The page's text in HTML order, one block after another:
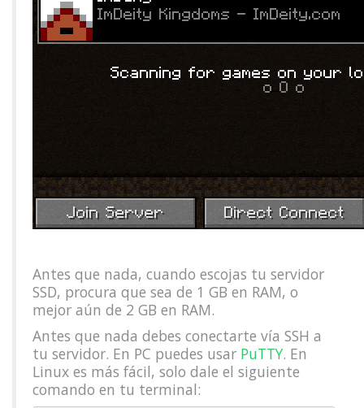
Antes que nada, cuando escojas tu servidor
SSD, procura que sea de 1 GB en RAM, o
mejor aún de 2 GB en RAM.
Antes que nada debes conectarte vía SSH a
tu servidor. En PC puedes usar PuTTY. En
Linux es más fácil, solo dale el siguiente
comando en tu terminal: